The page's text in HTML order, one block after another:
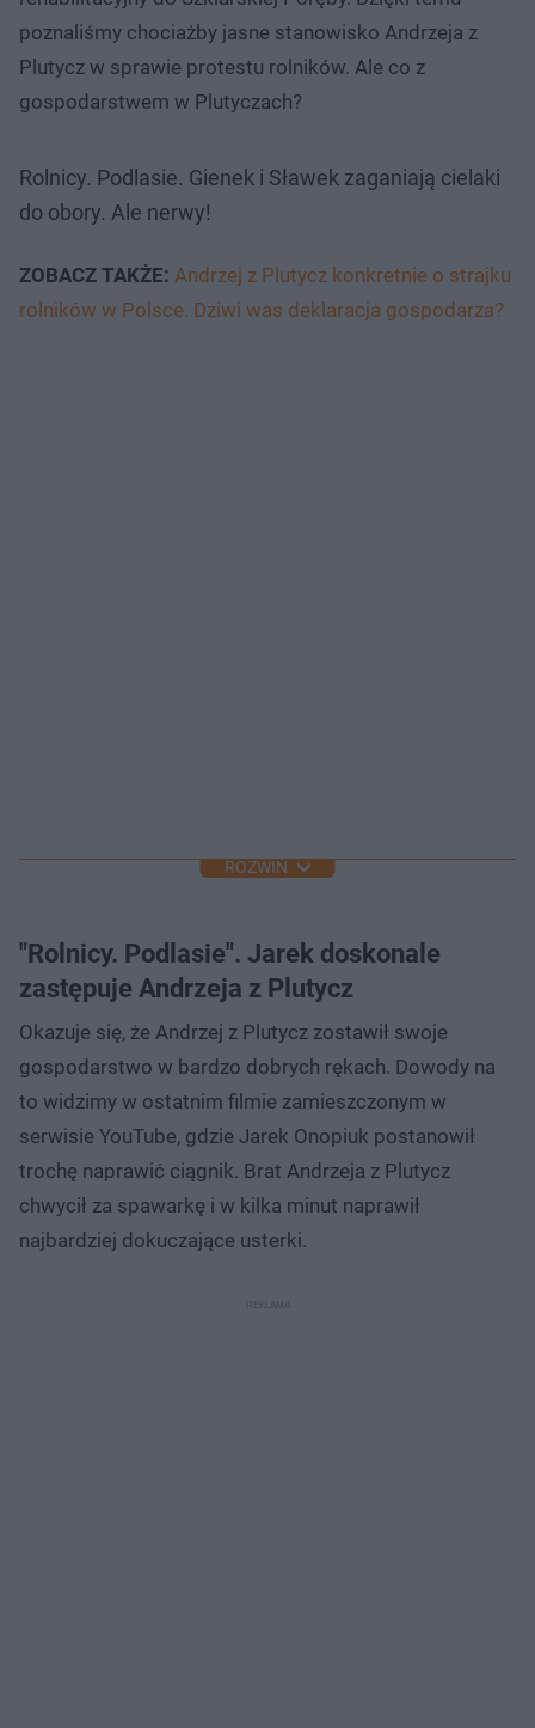
poznaliśmy chociażby jasne stanowisko Andrzeja z
Plutycz w sprawie protestu rolników. Ale co z
gospodarstwem w Plutyczach?
Rolnicy. Podlasie. Gienek i Sławek zaganiają cielaki
do obory. Ale nerwy!
ZOBACZ TAKŻE: Andrzej z Plutycz konkretnie o strajku
rolników w Polsce. Dziwi was deklaracja gospodarza?
ROZWIŃ
"Rolnicy. Podlasie". Jarek doskonale
zastępuje Andrzeja z Plutycz
Okazuje się, że Andrzej z Plutycz zostawił swoje
gospodarstwo w bardzo dobrych rękach. Dowody na
to widzimy w ostatnim filmie zamieszczonym w
serwisie YouTube, gdzie Jarek Onopiuk postanowił
trochę naprawić ciągnik. Brat Andrzeja z Plutycz
chwycił za spawarkę i w kilka minut naprawił
najbardziej dokuczające usterki.